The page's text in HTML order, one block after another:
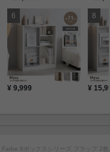
¥ 9,999 ¥
Farbe 6ボックスシリーズ フラップ 2枚